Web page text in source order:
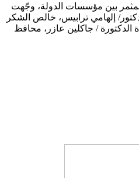
بين مؤسسات الدولة، وجّهت
إلهامي ترابيس، خالص الشكر
الدكتورة / جاكلين عازر، محافظ